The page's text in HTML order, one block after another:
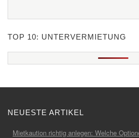
TOP 10: UNTERVERMIETUNG
NEUESTE ARTIKEL
Mietkaution richtig anlegen: Welche